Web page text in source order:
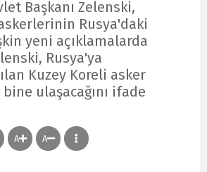
Başkanı Zelenski,
Rusya'daki
yeni açıklamalarda
Rusya'ya
Kuzey Koreli asker
bine ulaşacağını ifade
A A